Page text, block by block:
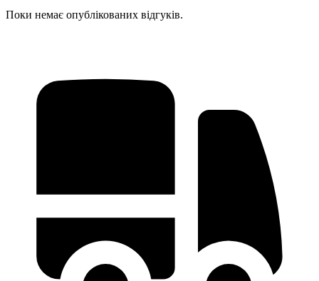
Поки немає опублікованих відгуків.